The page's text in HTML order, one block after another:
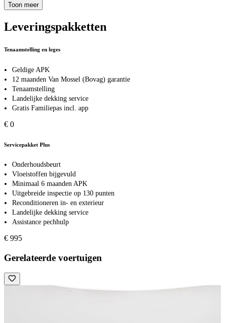
Toon meer
Leveringspakketten
Tenaamstelling en leges
Geldige APK
12 maanden Van Mossel (Bovag) garantie
Tenaamstelling
Landelijke dekking service
Gratis Familiepas incl. app
€ 0
Servicepakket Plus
Onderhoudsbeurt
Vloeistoffen bijgevuld
Minimaal 6 maanden APK
Uitgebreide inspectie op 130 punten
Reconditioneren in- en exterieur
Landelijke dekking service
Assistance pechhulp
€ 995
Gerelateerde voertuigen